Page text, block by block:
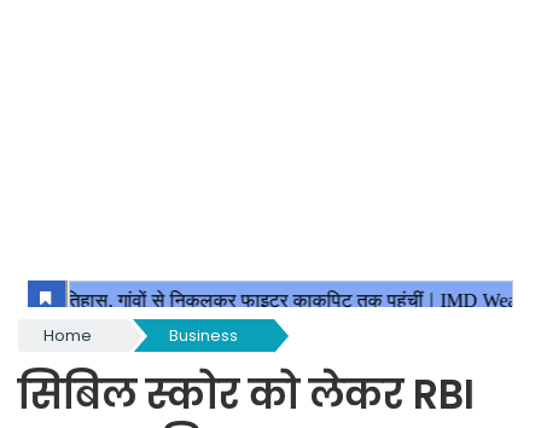
Home Business
सिबिल स्कोर को लेकर RBI